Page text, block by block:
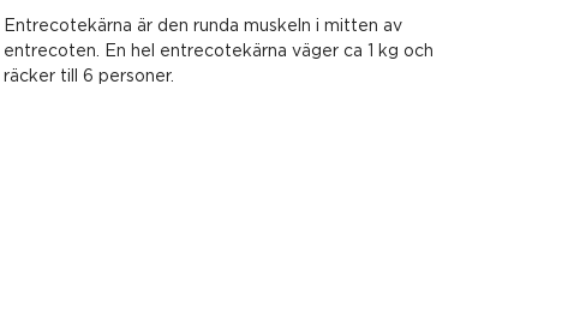
Entrecotekärna är den runda muskeln i mitten av
entrecoten. En hel entrecotekärna väger ca 1 kg och
räcker till 6 personer.